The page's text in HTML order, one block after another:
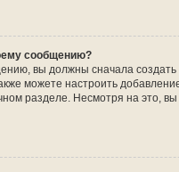
сообщению?
вы должны сначала
можете настроить
разделе. Несмотря на это,